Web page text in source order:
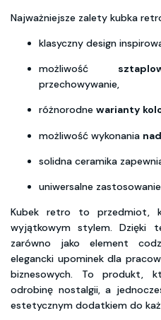
Najważniejsze zalety kubka
klasyczny design
możliwość
przechowywanie,
różnorodne warianty
możliwość wykonania
solidna ceramika
uniwersalne
Kubek retro to przedmiot,
wyjątkowym stylem. Dzięki
zarówno jako element
elegancki upominek dla
biznesowych. To produkt,
odrobinę nostalgii, a
estetycznym dodatkiem do